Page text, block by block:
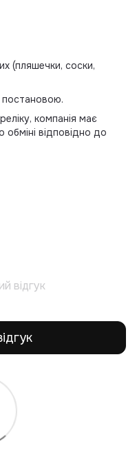
(пляшечки, соски,
постановою.
компанія має
відповідно до
відгук